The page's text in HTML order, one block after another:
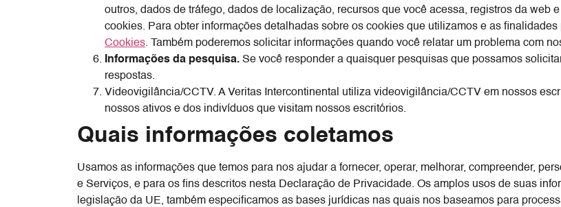
outros, dados de tráfego, dados de localização, recursos que você acessa, registros da web
cookies. Para obter informações detalhadas sobre os cookies que utilizamos e as
Cookies. Também poderemos solicitar informações quando você relatar um problema com
Informações da pesquisa. Se você responder a quaisquer pesquisas que possamos
respostas.
Videovigilância/CCTV. A Veritas Intercontinental utiliza videovigilância/CCTV em nossos
nossos ativos e dos indivíduos que visitam nossos escritórios.
Quais informações coletamos
Usamos as informações que temos para nos ajudar a fornecer, operar, melhorar, compreender,
e Serviços, e para os fins descritos nesta Declaração de Privacidade. Os amplos usos de suas
legislação da UE, também especificamos as bases jurídicas nas quais nos baseamos para